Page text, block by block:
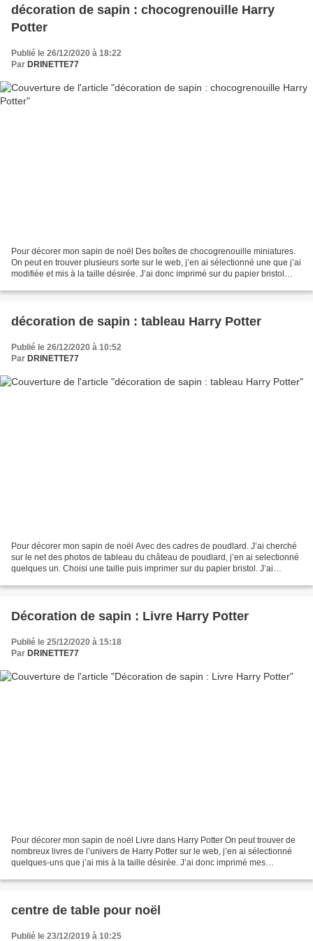
décoration de sapin : chocogrenouille Harry
Potter
Publié le 26/12/2020 à 18:22
Par DRINETTE77
Pour décorer mon sapin de noël Des boîtes de chocogrenouille miniatures.
On peut en trouver plusieurs sorte sur le web, j’en ai sélectionné une que j’ai
modifiée et mis à la taille désirée. J’ai donc imprimé sur du papier bristol
décoration de sapin : tableau Harry Potter
Publié le 26/12/2020 à 10:52
Par DRINETTE77
Pour décorer mon sapin de noël Avec des cadres de poudlard. J’ai cherché
sur le net des photos de tableau du château de poudlard, j’en ai selectionné
quelques un. Choisi une taille puis imprimer sur du papier bristol. J’ai
Décoration de sapin : Livre Harry Potter
Publié le 25/12/2020 à 15:18
Par DRINETTE77
Pour décorer mon sapin de noël Livre dans Harry Potter On peut trouver de
nombreux livres de l’univers de Harry Potter sur le web, j’en ai sélectionné
quelques-uns que j’ai mis à la taille désirée. J’ai donc imprimé mes
centre de table pour noël
Publié le 23/12/2019 à 10:25